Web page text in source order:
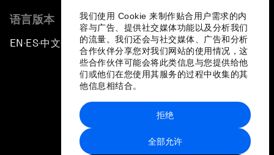
我们使用 Cookie 来制作贴合用户需求的内
容与广告、提供社交媒体功能以及分析我们
的流量。我们还会与社交媒体、广告和分析
合作伙伴分享您对我们网站的使用情况，这
些合作伙伴可能会将此类信息与您提供给他
们或他们在您使用其服务的过程中收集的其
他信息相结合。
全部允许
拒绝
语言版本
EN ▪ ES▪中文▪ 日本語
站点地图